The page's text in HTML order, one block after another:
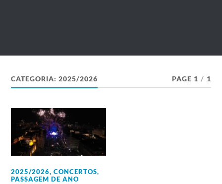
CATEGORIA:2025/2026 PAGE 1 / 1
2025/2026,CONCERTOS,
PASSAGEM DE ANO